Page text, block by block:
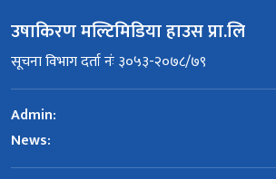
उषाकिरण मल्टिमिडिया हाउस प्रा.लि
सूचना विभाग दर्ता नंः ३०५३-२०७८/७९
Admin:
News: